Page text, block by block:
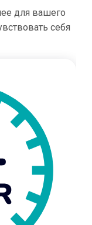
для вашего
себя